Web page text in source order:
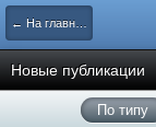
← На главную
Новые публикации
По типу